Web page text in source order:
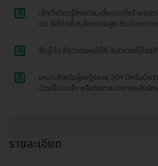
3
เช็กทีเดียวรู้ถึงความเสี่ยงมะเร็งร้ายย
นม รังไข่/เยื่อบุโพรงมดลูก ตับอ่อน/ทา
4 ยิ่งรู้เร็ว ยิ่งวางแผนได้ดี อันตรายที่ป้อง
5
เหมาะสำหรับผู้หญิงอายุ 30+ ปีหรือมีค
ป่วยป็นมะเร็ง หรือติดตามอาการหลังรัก
รายละเอียด